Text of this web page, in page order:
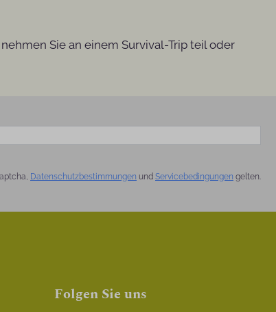
Sie an einem Survival-Trip teil oder
Datenschutzbestimmungen und Servicebedingungen gelten.
Folgen Sie uns